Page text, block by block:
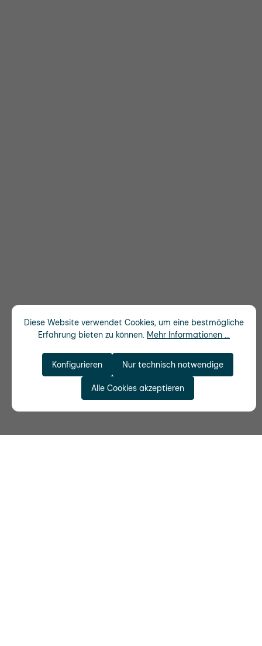
Diese Website verwendet Cookies, um eine bestmögliche
Erfahrung bieten zu können. Mehr Informationen ...
Nur technisch notwendige
Konfigurieren
Alle Cookies akzeptieren